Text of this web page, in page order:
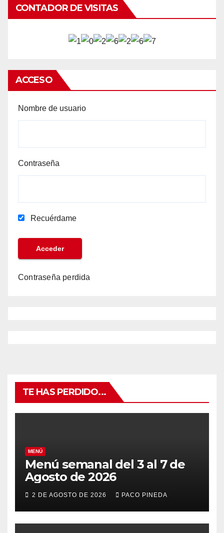
CONTADOR DE VISITAS
ACCESO
Nombre de usuario
Contraseña
Recuérdame
Contraseña perdida
TE HAS PERDIDO...
MENÚ
Menú semanal del 3 al 7 de
Agosto de 2026
2 DE AGOSTO DE 2026 PACO PINEDA